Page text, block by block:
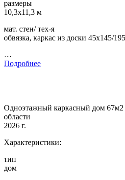
размеры
10,3х11,3 м
мат. стен/ тех-я
обвязка, каркас из доски 45х145/
…
Подробнее
Одноэтажный каркасный дом 67м2
области
2026 г.
Характеристики:
тип
дом